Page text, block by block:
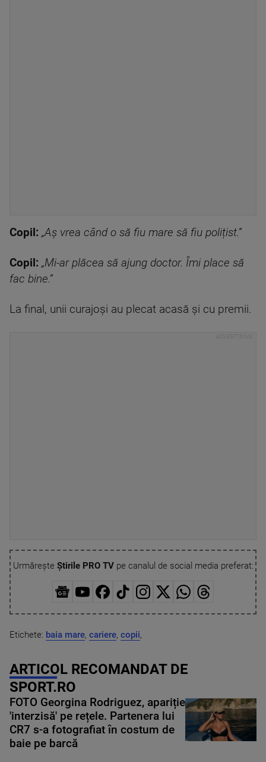
Copil: „Aș vrea când o să fiu mare să fiu polițist.”
Copil: „Mi-ar plăcea să ajung doctor. Îmi place să
fac bine.”
La final, unii curajoși au plecat acasă și cu premii.
Urmărește Știrile PRO TVpe canalul de social media preferat:
Etichete: baia mare, cariere, copii,
ARTICOL RECOMANDAT DE
SPORT.RO
FOTO Georgina Rodriguez, apariție
'interzisă' pe rețele. Partenera lui
CR7 s-a fotografiat în costum de
baie pe barcă